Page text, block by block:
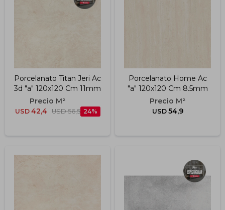
Porcelanato Titan Jeri Ac
3d "a" 120x120 Cm 11mm
USD 42,4 USD 56,5 24
Porcelanato Home Ac
"a" 120x120 Cm 8.5mm
USD 54,9